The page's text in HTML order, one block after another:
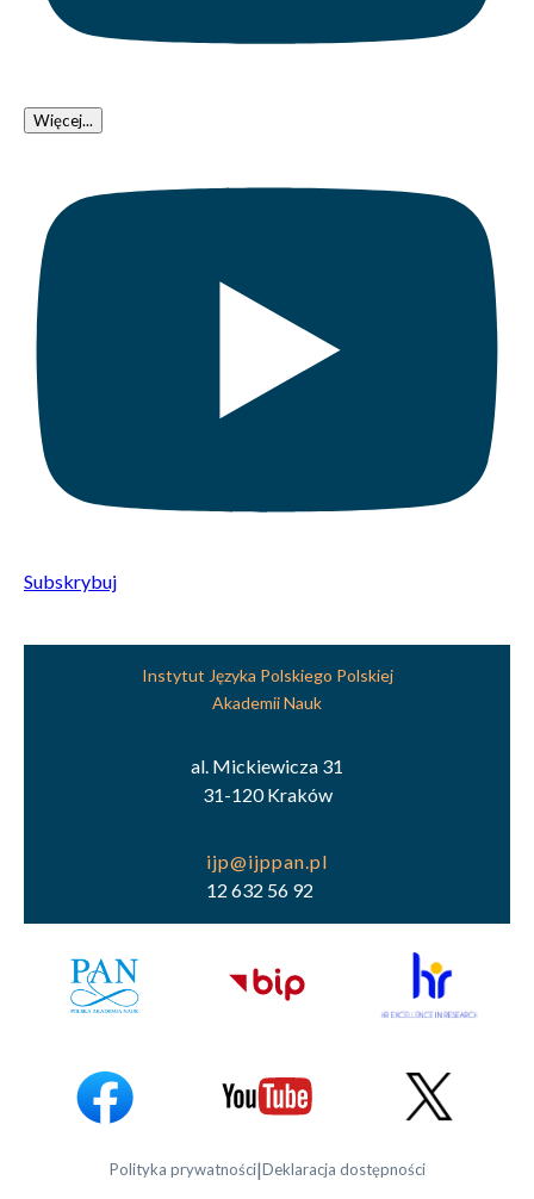
Więcej...
Subskrybuj
Instytut Języka Polskiego Polskiej
Akademii Nauk
al. Mickiewicza 31
31-120 Kraków
12 632 56 92
Polityka prywatności|Deklaracja dostępności